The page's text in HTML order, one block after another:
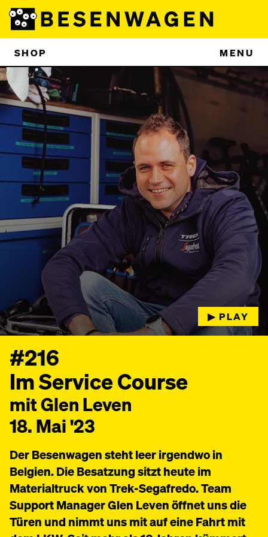
SHOP MENU
▶︎ PLAY
#216
Im Service Course
mit Glen Leven
18. Mai '23
Der Besenwagen steht leer irgendwo in
Belgien. Die Besatzung sitzt heute im
Materialtruck von Trek-Segafredo. Team
Support Manager Glen Leven öffnet uns die
Türen und nimmt uns mit auf eine Fahrt mit